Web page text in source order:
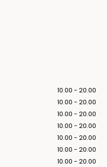
10.00 - 20.00
10.00 - 20.00
10.00 - 20.00
10.00 - 20.00
10.00 - 20.00
10.00 - 20.00
10.00 - 20.00